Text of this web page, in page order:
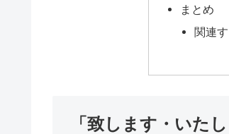
まとめ
関連
「致します・いた